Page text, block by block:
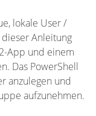
lokale User /
Anleitung
App und einem
Das PowerShell
anzulegen und
aufzunehmen.